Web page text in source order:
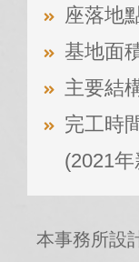
座落地
基地面
主要結
完工時
(2021
本事務所設